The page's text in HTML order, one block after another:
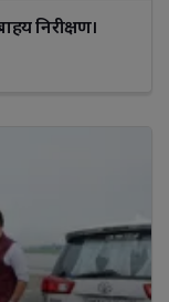
निरीक्षण।